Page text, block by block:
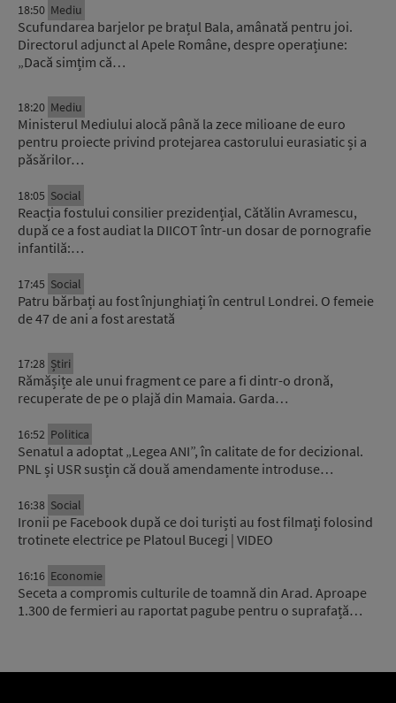
18:50 Mediu
Scufundarea barjelor pe brațul Bala, amânată pentru joi.
Directorul adjunct al Apele Române, despre operațiune:
„Dacă simțim că…
18:20 Mediu
Ministerul Mediului alocă până la zece milioane de euro
pentru proiecte privind protejarea castorului eurasiatic și a
păsărilor…
18:05 Social
Reacția fostului consilier prezidențial, Cătălin Avramescu,
după ce a fost audiat la DIICOT într-un dosar de pornografie
infantilă:…
17:45 Social
Patru bărbați au fost înjunghiați în centrul Londrei. O femeie
de 47 de ani a fost arestată
17:28 Știri
Rămășițe ale unui fragment ce pare a fi dintr-o dronă,
recuperate de pe o plajă din Mamaia. Garda…
16:52 Politica
Senatul a adoptat „Legea ANI”, în calitate de for decizional.
PNL și USR susțin că două amendamente introduse…
16:38 Social
Ironii pe Facebook după ce doi turiști au fost filmați folosind
trotinete electrice pe Platoul Bucegi | VIDEO
16:16 Economie
Seceta a compromis culturile de toamnă din Arad. Aproape
1.300 de fermieri au raportat pagube pentru o suprafață…